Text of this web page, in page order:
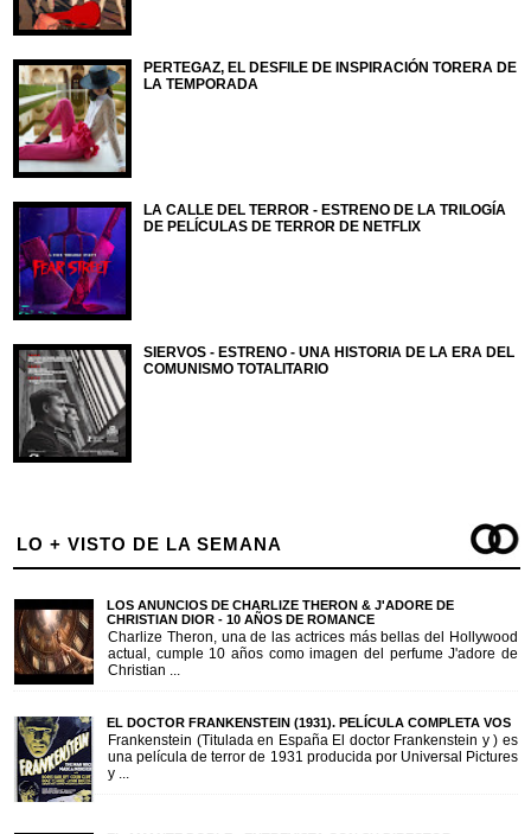
PERTEGAZ, EL DESFILE DE INSPIRACIÓN TORERA DE
LA TEMPORADA
LA CALLE DEL TERROR - ESTRENO DE LA TRILOGÍA
DE PELÍCULAS DE TERROR DE NETFLIX
SIERVOS - ESTRENO - UNA HISTORIA DE LA ERA DEL
COMUNISMO TOTALITARIO
LO + VISTO DE LA SEMANA
LOS ANUNCIOS DE CHARLIZE THERON & J'ADORE DE
CHRISTIAN DIOR - 10 AÑOS DE ROMANCE
Charlize Theron, una de las actrices más bellas del Hollywood
actual, cumple 10 años como imagen del perfume J'adore de
Christian ...
EL DOCTOR FRANKENSTEIN (1931). PELÍCULA COMPLETA VOS
Frankenstein (Titulada en España El doctor Frankenstein y ) es
una película de terror de 1931 producida por Universal Pictures
y ...